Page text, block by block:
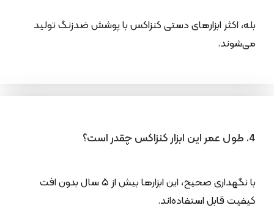
بله، اکثر ابزارهای دستی کنزاکس با پوشش ضدزنگ تولید
می‌شوند.
4. طول عمر این ابزار کنزاکس چقدر است؟
با نگهداری صحیح، این ابزارها بیش از ۵ سال بدون افت
کیفیت قابل استفاده‌اند.